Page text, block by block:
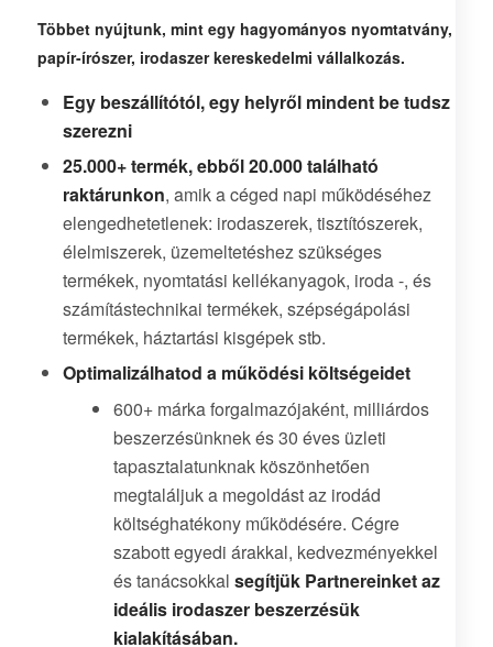
Többet nyújtunk, mint egy hagyományos nyomtatvány,
papír-írószer, irodaszer kereskedelmi vállalkozás.
Egy beszállítótól, egy helyről mindent be tudsz
szerezni
25.000+ termék, ebből 20.000 található
raktárunkon, amik a céged napi működéséhez
elengedhetetlenek: irodaszerek, tisztítószerek,
élelmiszerek, üzemeltetéshez szükséges
termékek, nyomtatási kellékanyagok, iroda -, és
számítástechnikai termékek, szépségápolási
termékek, háztartási kisgépek stb.
Optimalizálhatod a működési költségeidet
600+ márka forgalmazójaként, milliárdos
beszerzésünknek és 30 éves üzleti
tapasztalatunknak köszönhetően
megtaláljuk a megoldást az irodád
költséghatékony működésére. Cégre
szabott egyedi árakkal, kedvezményekkel
és tanácsokkal segítjük Partnereinket az
ideális irodaszer beszerzésük
kialakításában.